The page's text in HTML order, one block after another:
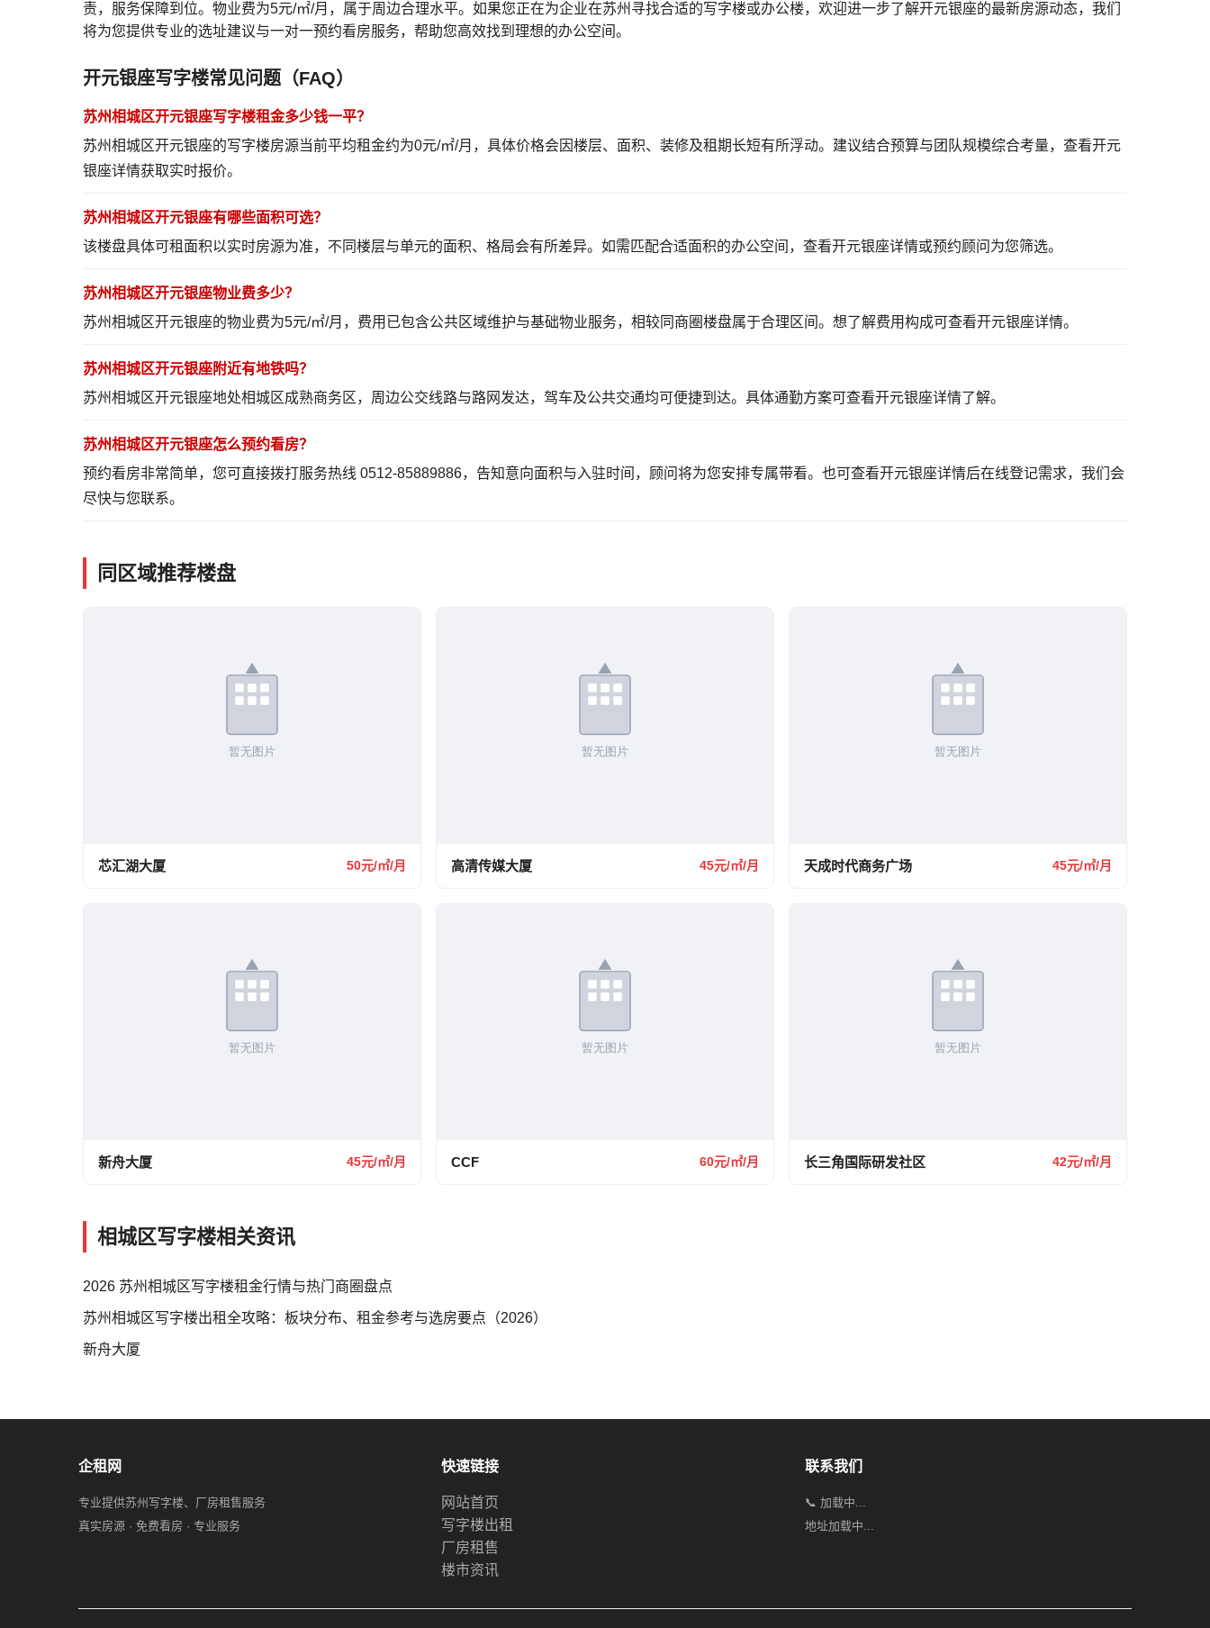
责，服务保障到位。物业费为5元/㎡/月，属于周边合理水平。如果您正在为企业在苏州寻找合适的写字楼或办公楼，欢迎进一步了解开元银座的最新房源动态，我们
将为您提供专业的选址建议与一对一预约看房服务，帮助您高效找到理想的办公空间。
开元银座写字楼常见问题（FAQ）
苏州相城区开元银座写字楼租金多少钱一平？
苏州相城区开元银座的写字楼房源当前平均租金约为0元/㎡/月，具体价格会因楼层、面积、装修及租期长短有所浮动。建议结合预算与团队规模综合考量， 查看开元
银座详情获取实时报价。
苏州相城区开元银座有哪些面积可选？
该楼盘具体可租面积以实时房源为准，不同楼层与单元的面积、格局会有所差异。如需匹配合适面积的办公空间， 查看开元银座详情或预约顾问为您筛选。
苏州相城区开元银座物业费多少？
苏州相城区开元银座的物业费为5元/㎡/月，费用已包含公共区域维护与基础物业服务，相较同商圈楼盘属于合理区间。想了解费用构成可查看开元银座详情。
苏州相城区开元银座附近有地铁吗？
苏州相城区开元银座地处相城区成熟商务区，周边公交线路与路网发达，驾车及公共交通均可便捷到达。具体通勤方案可查看开元银座详情了解。
苏州相城区开元银座怎么预约看房？
预约看房非常简单，您可直接拨打服务热线 0512-85889886，告知意向面积与入驻时间，顾问将为您安排专属带看。也可查看开元银座详情后在线登记需求，我们会
尽快与您联系。
同区域推荐楼盘
芯汇湖大厦 50元/㎡/月 高清传媒大厦 45元/㎡/月 天成时代商务广场 45元/㎡/月
新舟大厦 45元/㎡/月 CCF 60元/㎡/月 长三角国际研发社区 42元/㎡/月
相城区写字楼相关资讯
2026 苏州相城区写字楼租金行情与热门商圈盘点
苏州相城区写字楼出租全攻略：板块分布、租金参考与选房要点（2026）
新舟大厦
企租网
专业提供苏州写字楼、厂房租售服务
真实房源 · 免费看房 · 专业服务
快速链接
网站首页
写字楼出租
厂房租售
楼市资讯
联系我们
📞 加载中...
地址加载中...